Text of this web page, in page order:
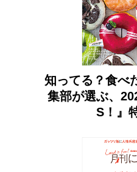
知ってる？食べ
集部が選ぶ、
S！』